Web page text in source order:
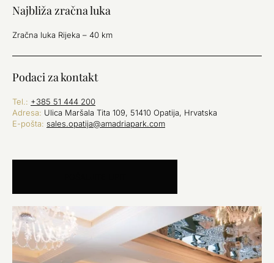
Najbliža zračna luka
Zračna luka Rijeka – 40 km
Podaci za kontakt
Tel.: +385 51 444 200
Adresa: Ulica Maršala Tita 109, 51410 Opatija, Hrvatska
E-pošta: sales.opatija@amadriapark.com